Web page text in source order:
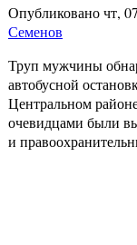
Опубликовано чт,
Семенов
Труп мужчины
автобусной
Центральном
очевидцами были
и